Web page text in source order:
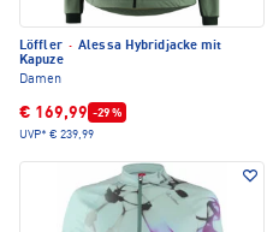
Löffler · Alessa Hybridjacke mit
Kapuze
Damen
€ 169,99 -29 %
UVP* € 239,99